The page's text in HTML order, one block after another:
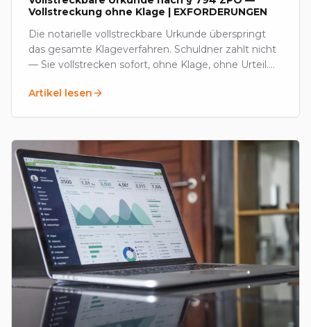
Vollstreckung ohne Klage | EXFORDERUNGEN
Die notarielle vollstreckbare Urkunde überspringt
das gesamte Klageverfahren. Schuldner zahlt nicht
— Sie vollstrecken sofort, ohne Klage, ohne Urteil.
Artikel lesen